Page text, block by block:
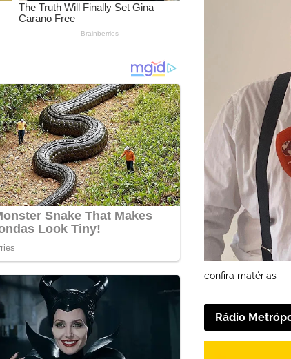
confira matérias
Rádio